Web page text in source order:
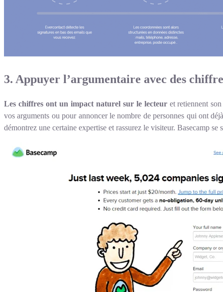
3. Appuyer l’argumentaire avec des
Les chiffres ont un impact naturel sur le lecteuret retiennent
vos arguments ou pour annoncer le nombre de personnes qui ont
démontrez une certaine expertise et rassurez le visiteur. Basecamp